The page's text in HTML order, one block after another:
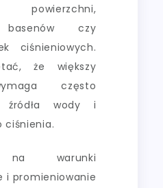
basenów czy
ciśnieniowych.
że większy
często
źródła wody i
ciśnienia.
na warunki
i promieniowanie